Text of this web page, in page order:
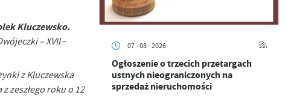
Kluczewsko.
– XVII–
z Kluczewska
zeszłego roku o 12
07 - 08 - 2026
Ogłoszenie o trzecich przetargach
ustnych nieograniczonych na
sprzedaż nieruchomości